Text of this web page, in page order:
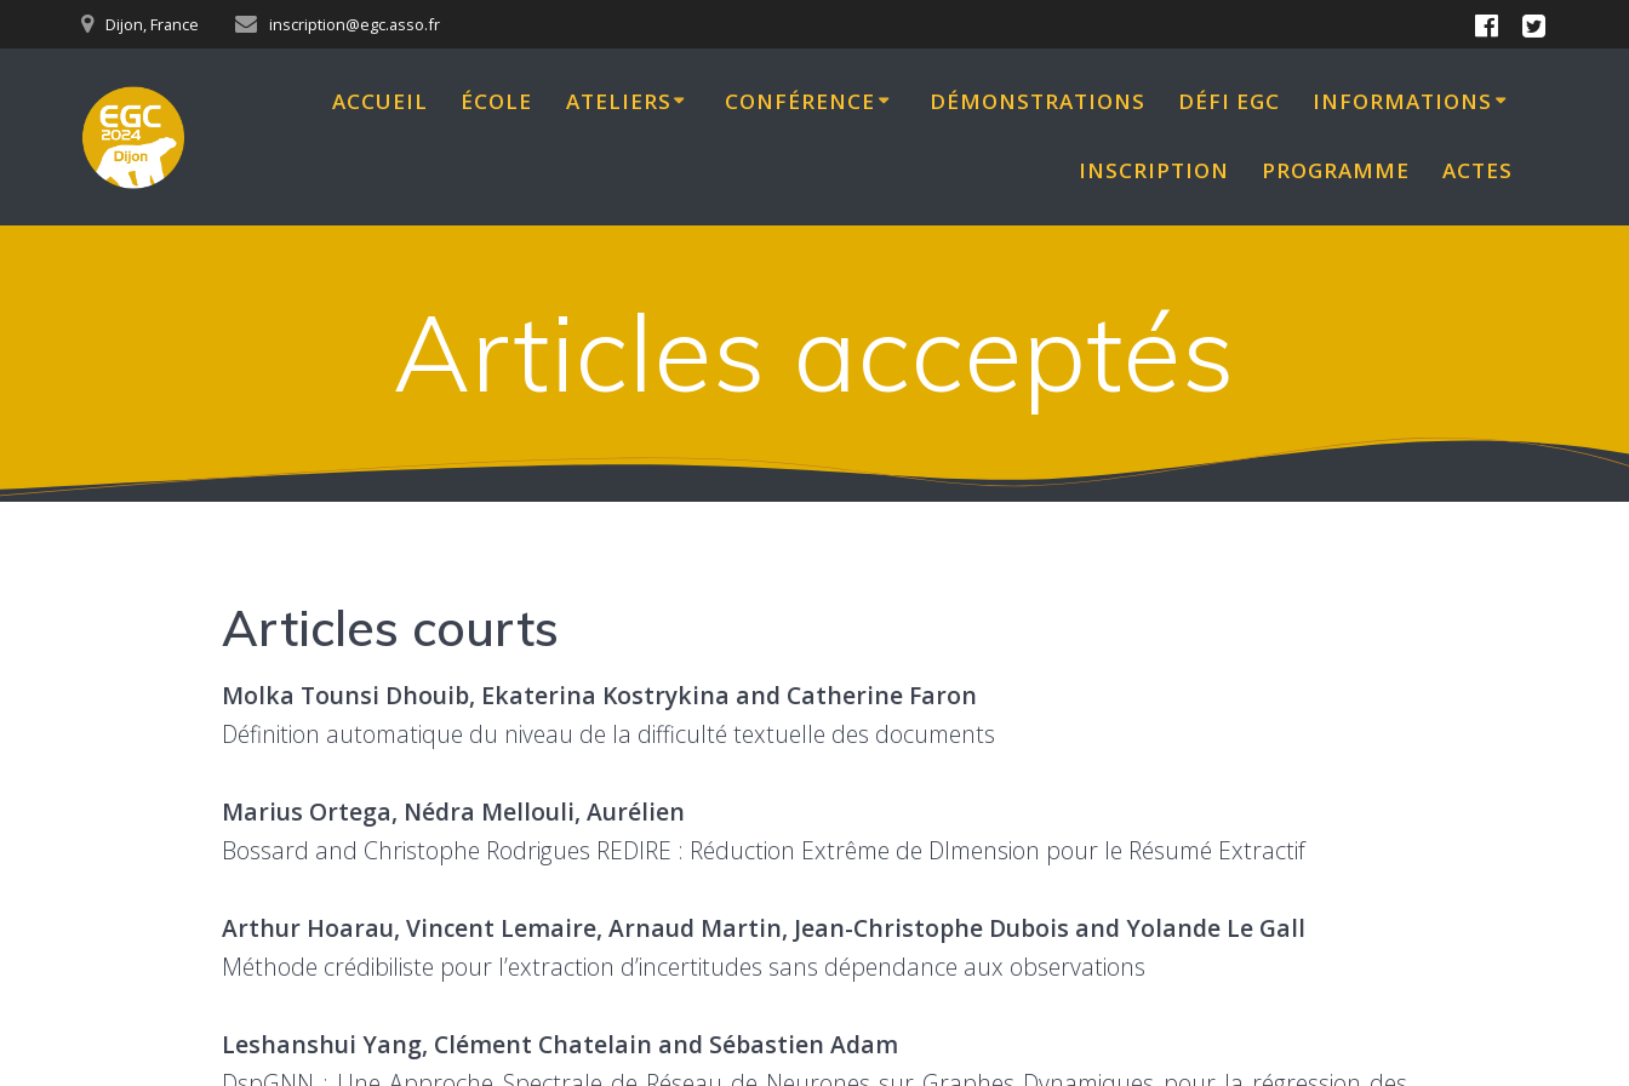
to
Dijon, France inscription@egc.asso.fr
ACCUEIL ÉCOLE ATELIERS CONFÉRENCE DÉMONSTRATIONS DÉFI EGC INFORMATIONS
INSCRIPTION PROGRAMME ACTES
Articles acceptés
Articles courts
Molka Tounsi Dhouib, Ekaterina Kostrykina and Catherine Faron
Définition automatique du niveau de la difficulté textuelle des documents
Marius Ortega, Nédra Mellouli, Aurélien
Bossard and Christophe Rodrigues REDIRE : Réduction Extrême de DImension pour le Résumé Extractif
Arthur Hoarau, Vincent Lemaire, Arnaud Martin, Jean-Christophe Dubois and Yolande Le Gall
Méthode crédibiliste pour l’extraction d’incertitudes sans dépendance aux observations
Leshanshui Yang, Clément Chatelain and Sébastien Adam